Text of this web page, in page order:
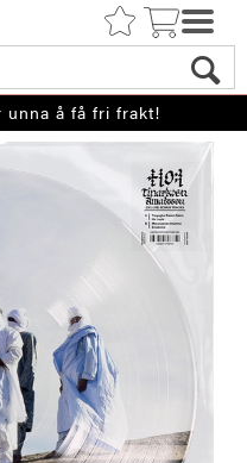
unna å få fri frakt!